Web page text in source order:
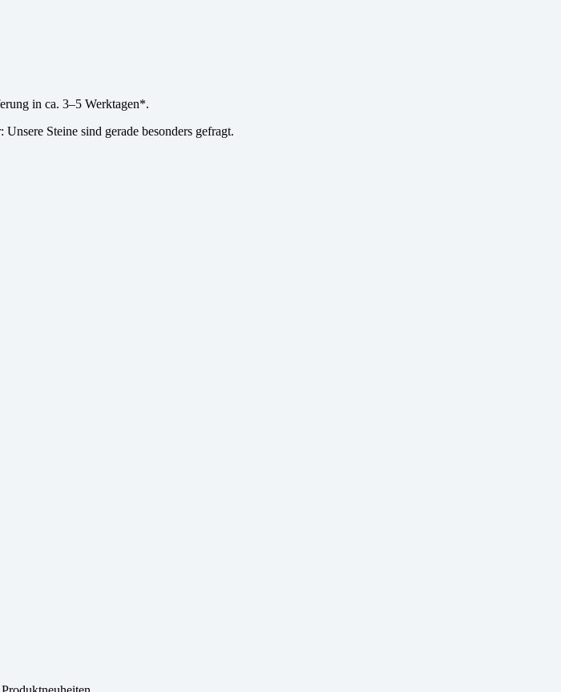
in ca. 3–5 Werktagen*.
Steine sind gerade besonders gefragt.